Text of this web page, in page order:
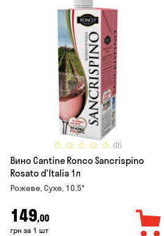
(0)
Вино Cantine Ronco Sancrispino
Rosato d'Italia 1л
Рожеве, Сухе, 10.5°
149,00
грн за 1 шт